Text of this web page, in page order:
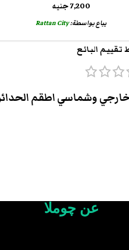
7,200جنيه
يباع بواسطة:Rattan City
البائع
وشماسي اطقم
عن چوملا